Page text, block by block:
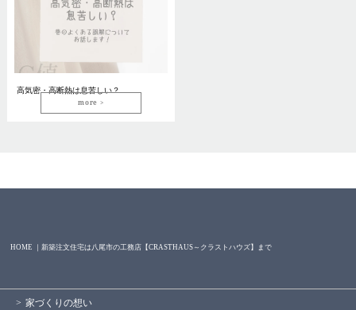
高気密・高断熱は息苦しい？
more
HOME ｜新築注文住宅は八尾市の工務店【CRASTHAUS～クラストハウズ】まで
家づくりの想い